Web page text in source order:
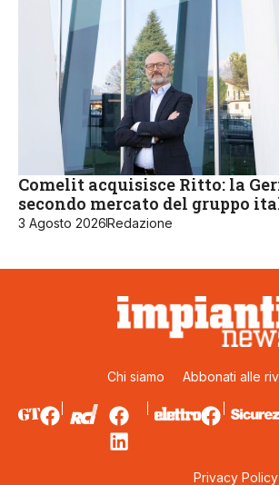
Comelit acquisisce Ritto: la
secondo mercato del gruppo
3 Agosto 2026Redazione
Chi siamo Abbonati alle
Privacy Policy